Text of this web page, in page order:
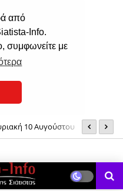
από
Info.
συμφωνείτε με
στον Ι. Ν. Αγίου Μηνά, την